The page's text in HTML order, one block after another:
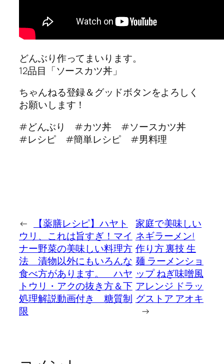
どんぶり作ってまいります。
12品目「ソースカツ丼」
ちゃんねる登録＆グッドボタンをよろしく
お願いします！
#どんぶり #カツ丼 #ソースカツ丼
#レシピ #簡単レシピ #男料理
←
【薬膳レシピ】ハヤト
ウリ、これは旨すぎ！マイ
ナー野菜の美味しい料理方
法 漬物以外にもいろんな
食べ方があります。 ハヤ
トウリ・アクの抜き方＆下
処理解説動画付き 糖質制
限
家庭で美味しい
ネギラーメン!
作り方 裏技 生
麺 ラーメンショ
ップ ねぎ味噌風
アレンジ ドラッ
グストア アオキ
→